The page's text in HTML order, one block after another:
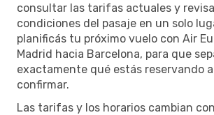
consultar las tarifas actuales y
condiciones del pasaje en un solo
planificás tu próximo vuelo con Air
Madrid hacia Barcelona, para que
exactamente qué estás reservando
confirmar.
Las tarifas y los horarios cambian